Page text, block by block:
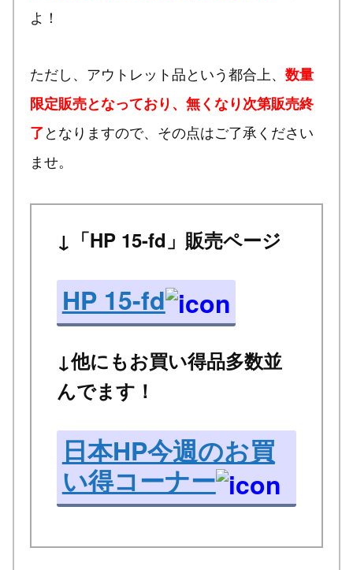
よ！
ただし、アウトレット品という都合上、 数量
限定販売となっており、無くなり次第販売終
了となりますので、その点はご了承ください
ませ。
↓「HP 15-fd」販売ページ
HP 15-fd
↓他にもお買い得品多数並
んでます！
日本HP今週のお買
い得コーナー